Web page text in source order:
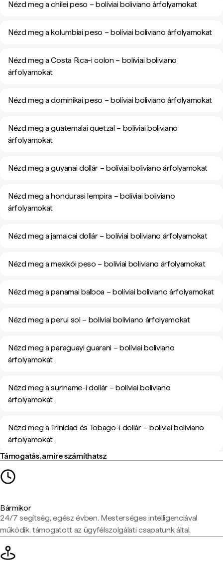
Nézd meg a chilei peso – bolíviai boliviano árfolyamokat
Nézd meg a kolumbiai peso – bolíviai boliviano árfolyamokat
Nézd meg a Costa Rica-i colon – bolíviai boliviano
árfolyamokat
Nézd meg a dominikai peso – bolíviai boliviano árfolyamokat
Nézd meg a guatemalai quetzal – bolíviai boliviano
árfolyamokat
Nézd meg a guyanai dollár – bolíviai boliviano árfolyamokat
Nézd meg a hondurasi lempira – bolíviai boliviano
árfolyamokat
Nézd meg a jamaicai dollár – bolíviai boliviano árfolyamokat
Nézd meg a mexikói peso – bolíviai boliviano árfolyamokat
Nézd meg a panamai balboa – bolíviai boliviano árfolyamokat
Nézd meg a perui sol – bolíviai boliviano árfolyamokat
Nézd meg a paraguayi guarani – bolíviai boliviano
árfolyamokat
Nézd meg a suriname-i dollár – bolíviai boliviano
árfolyamokat
Nézd meg a Trinidad és Tobago-i dollár – bolíviai boliviano
árfolyamokat
Támogatás, amire számíthatsz
Bármikor
24/7 segítség, egész évben. Mesterséges intelligenciával
működik, támogatott az ügyfélszolgálati csapatunk által.